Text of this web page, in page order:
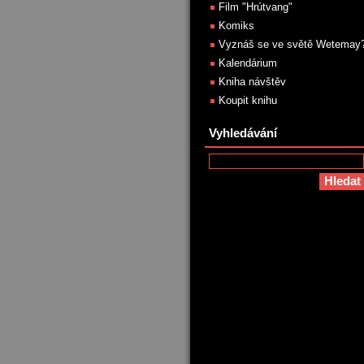
Film "Hrútvang"
Komiks
Vyznáš se ve světě
Kalendárium
Kniha návštěv
Koupit knihu
Vyhledávání